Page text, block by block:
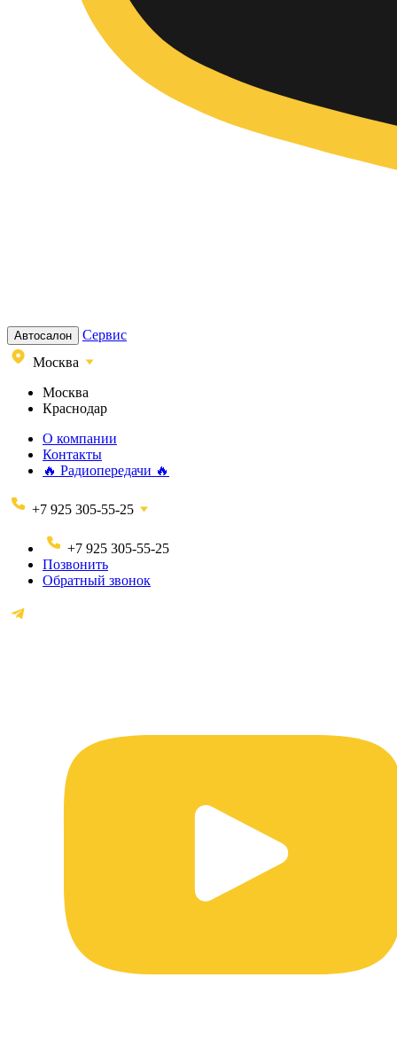
Автосалон
Сервис
Москва
Москва
Краснодар
О компании
Контакты
🔥 Радиопередачи 🔥
+7 925 305-55-25
+7 925 305-55-25
Позвонить
Обратный звонок